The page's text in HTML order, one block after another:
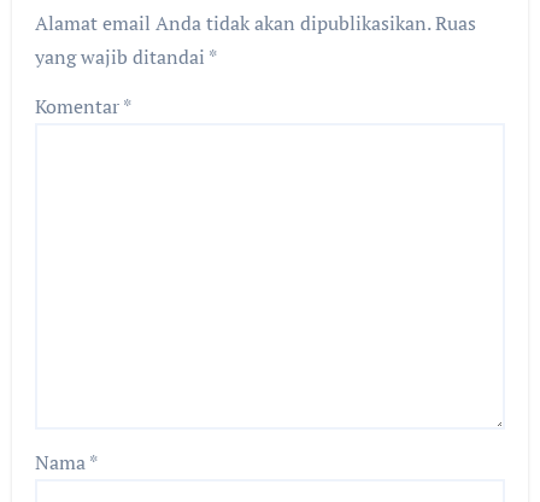
Alamat email Anda tidak akan dipublikasikan.Ruas
yang wajib ditandai *
Komentar*
Nama*